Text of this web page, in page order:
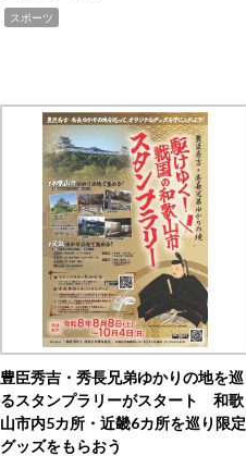
スポーツ
豊臣秀吉・秀長兄弟ゆかりの地を巡
るスタンプラリーがスタート 和歌
山市内5カ所・近畿6カ所を巡り限定
グッズをもらおう